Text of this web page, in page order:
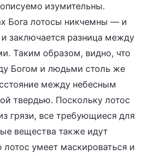
изумительны.
Бога лотосы никчемны — и
заключается разница между
Таким образом, видно, что
Богом и людьми столь же
между небесным
твердью. Поскольку лотос
грязи, все требующиеся для
вещества также идут
лотос умеет маскироваться и